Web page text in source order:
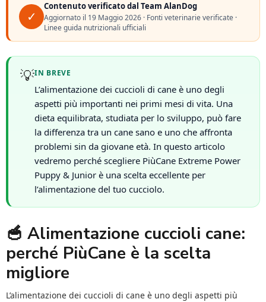
✓
Contenuto verificato dal Team AlanDog
Aggiornato il 19 Maggio 2026 · Fonti veterinarie verificate ·
Linee guida nutrizionali ufficiali
💡IN BREVE
L’alimentazione dei cuccioli di cane è uno degli
aspetti più importanti nei primi mesi di vita. Una
dieta equilibrata, studiata per lo sviluppo, può fare
la differenza tra un cane sano e uno che affronta
problemi sin da giovane età. In questo articolo
vedremo perché scegliere PiùCane Extreme Power
Puppy & Junior è una scelta eccellente per
l’alimentazione del tuo cucciolo.
🥣 Alimentazione cuccioli cane:
perché PiùCane è la scelta
migliore
L’alimentazione dei cuccioli di cane è uno degli aspetti più